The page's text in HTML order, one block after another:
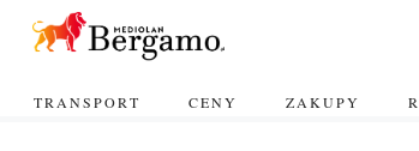
TRANSPORT CENY ZAKUPY